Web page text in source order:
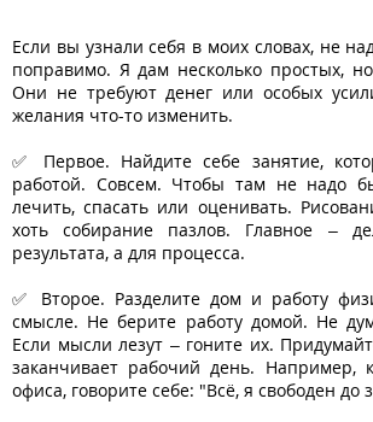
Если вы узнали себя в моих словах, не
поправимо. Я дам несколько простых,
Они не требуют денег или особых
желания что-то изменить.
✅ Первое. Найдите себе занятие,
работой. Совсем. Чтобы там не надо
лечить, спасать или оценивать.
хоть собирание пазлов. Главное –
результата, а для процесса.
✅ Второе. Разделите дом и работу
смысле. Не берите работу домой. Не
Если мысли лезут – гоните их.
заканчивает рабочий день. Например,
офиса, говорите себе: "Всё, я свободен до